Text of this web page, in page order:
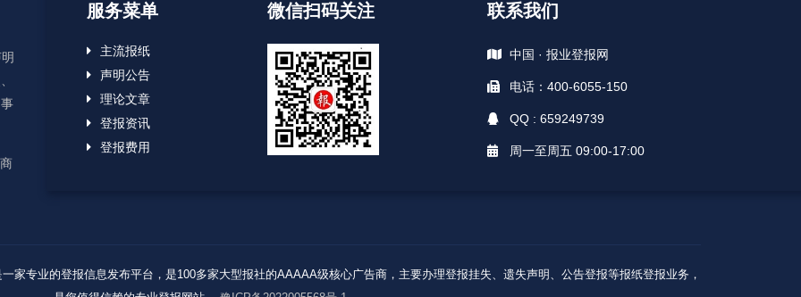
服务菜单
主流报纸
声明公告
理论文章
登报资讯
登报费用
微信扫码关注 联系我们
中国 · 报业登报网
电话：400-6055-150
QQ : 659249739
周一至周五 09:00-17:00
家专业的登报信息发布平台，是100多家大型报社的AAAAA级核心广告商，主要办理登报挂失、遗失声明、公告登报等报纸登报业务，